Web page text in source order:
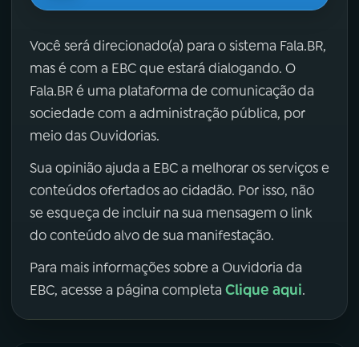
Você será direcionado(a) para o sistema Fala.BR,
mas é com a EBC que estará dialogando. O
Fala.BR é uma plataforma de comunicação da
sociedade com a administração pública, por
meio das Ouvidorias.
Sua opinião ajuda a EBC a melhorar os serviços e
conteúdos ofertados ao cidadão. Por isso, não
se esqueça de incluir na sua mensagem o link
do conteúdo alvo de sua manifestação.
Para mais informações sobre a Ouvidoria da
EBC, acesse a página completa Clique aqui.